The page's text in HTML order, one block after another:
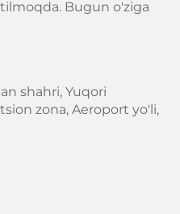
Bugun o'ziga
shahri, Yuqori
zona, Aeroport yo'li,